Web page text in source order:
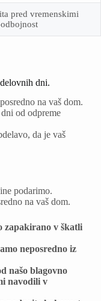
pred vremenskimi
dni.
na vaš dom.
od odpreme
da je vaš
podarimo.
na vaš dom.
zapakirano v škatli
neposredno iz
našo blagovno
navodili v